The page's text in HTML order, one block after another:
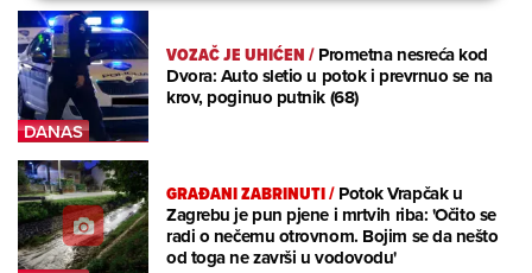
VOZAČ JE UHIĆEN/Prometna nesreća kod
Dvora: Auto sletio u potok i prevrnuo se na
krov, poginuo putnik (68)
GRAĐANI ZABRINUTI/Potok Vrapčak u
Zagrebu je pun pjene i mrtvih riba: 'Očito se
radi o nečemu otrovnom. Bojim se da nešto
od toga ne završi u vodovodu'